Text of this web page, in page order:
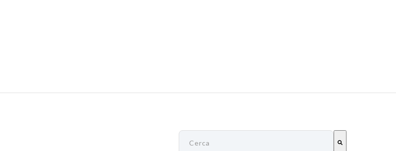
Questo è un campo di ricerca con una funzionalità di